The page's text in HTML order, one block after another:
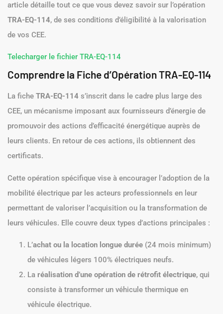
article détaille tout ce que vous devez savoir sur l’opération
TRA-EQ-114, de ses conditions d’éligibilité à la valorisation
de vos CEE.
Telecharger le fichier TRA-EQ-114
Comprendre la Fiche d’Opération TRA-EQ-114
La fiche TRA-EQ-114 s’inscrit dans le cadre plus large des
CEE, un mécanisme imposant aux fournisseurs d’énergie de
promouvoir des actions d’efficacité énergétique auprès de
leurs clients. En retour de ces actions, ils obtiennent des
certificats.
Cette opération spécifique vise à encourager l’adoption de la
mobilité électrique par les acteurs professionnels en leur
permettant de valoriser l’acquisition ou la transformation de
leurs véhicules. Elle couvre deux types d’actions principales :
L’achat ou la location longue durée (24 mois minimum)
de véhicules légers 100% électriques neufs.
La réalisation d’une opération de rétrofit électrique, qui
consiste à transformer un véhicule thermique en
véhicule électrique.